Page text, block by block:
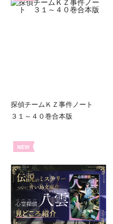
探偵チームＫＺ事件ノート
３１～４０巻合本版
NEW